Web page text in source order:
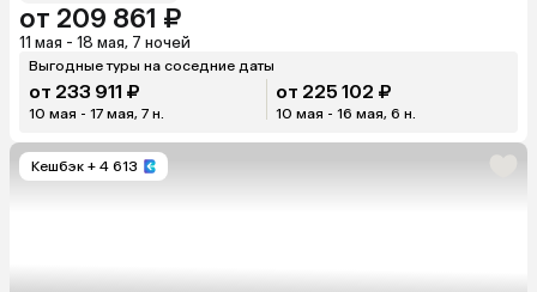
от 209 861 ₽
11 мая - 18 мая, 7 ночей
Выгодные туры на соседние даты
от 233 911 ₽
10 мая - 17 мая, 7 н.
от 225 102 ₽
10 мая - 16 мая, 6 н.
Кешбэк + 4 613